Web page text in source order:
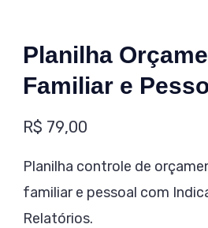
Planilha
Familiar e
R$ 79,00
Planilha controle de
familiar e pessoal com
Relatórios.